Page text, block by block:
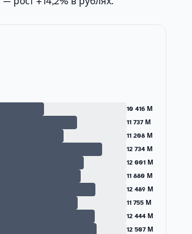
10 416 М
11 737 М
11 208 М
12 734 М
12 001 М
11 880 М
12 489 М
11 755 М
12 444 М
12 507 М